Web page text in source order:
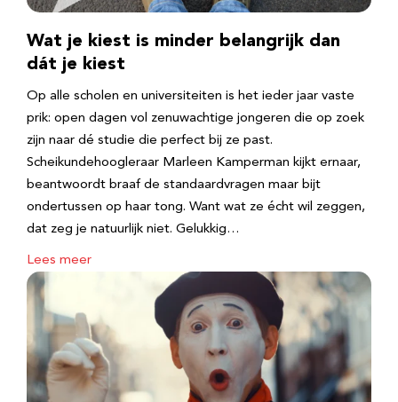
Wat je kiest is minder belangrijk dan
dát je kiest
Op alle scholen en universiteiten is het ieder jaar vaste
prik: open dagen vol zenuwachtige jongeren die op zoek
zijn naar dé studie die perfect bij ze past.
Scheikundehoogleraar Marleen Kamperman kijkt ernaar,
beantwoordt braaf de standaardvragen maar bijt
ondertussen op haar tong. Want wat ze écht wil zeggen,
dat zeg je natuurlijk niet. Gelukkig…
Lees meer